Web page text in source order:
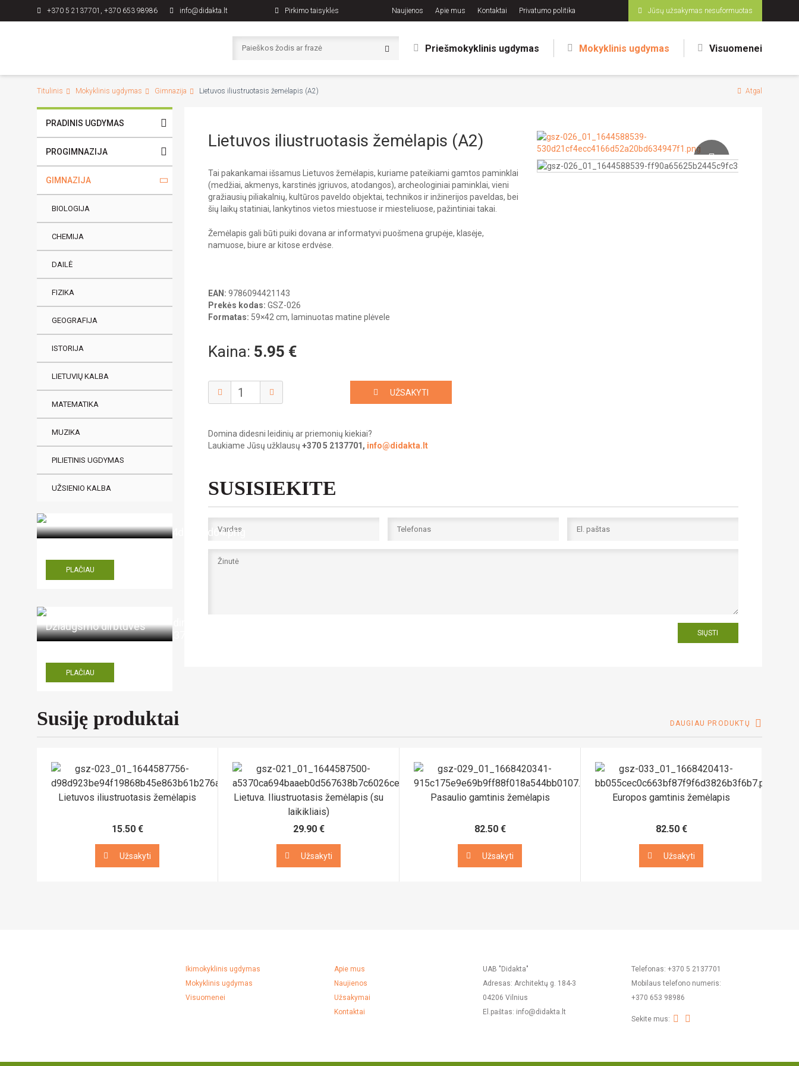
+370 5 2137701, +370 653 98986 info@didakta.lt Pirkimo taisyklės Naujienos Apie mus Kontaktai Privatumo politika Jūsų užsakymas nesuformuotas
Priešmokyklinis ugdymas Mokyklinis ugdymas Visuomenei
Titulinis Mokyklinis ugdymas Gimnazija Lietuvos iliustruotasis žemėlapis (A2) Atgal
PRADINIS UGDYMAS
PROGIMNAZIJA
GIMNAZIJA
BIOLOGIJA
CHEMIJA
DAILĖ
FIZIKA
GEOGRAFIJA
ISTORIJA
LIETUVIŲ KALBA
MATEMATIKA
MUZIKA
PILIETINIS UGDYMAS
UŽSIENIO KALBA
PLAČIAU
Džiaugsmo dirbtuvės
PLAČIAU
Lietuvos iliustruotasis žemėlapis (A2)
Tai pakankamai išsamus Lietuvos žemėlapis, kuriame pateikiami gamtos paminklai
(medžiai, akmenys, karstinės įgriuvos, atodangos), archeologiniai paminklai, vieni
gražiausių piliakalnių, kultūros paveldo objektai, technikos ir inžinerijos paveldas, bei
šių laikų statiniai, lankytinos vietos miestuose ir miesteliuose, pažintiniai takai.
Žemėlapis gali būti puiki dovana ar informatyvi puošmena grupėje, klasėje,
namuose, biure ar kitose erdvėse.
EAN: 9786094421143
Prekės kodas: GSZ-026
Formatas: 59×42 cm, laminuotas matine plėvele
Kaina: 5.95 €
UŽSAKYTI
Domina didesni leidinių ar priemonių kiekiai?
Laukiame Jūsų užklausų +370 5 2137701, info@didakta.lt
SUSISIEKITE
SIŲSTI
Susiję produktai DAUGIAU PRODUKTŲ
Lietuvos iliustruotasis žemėlapis
15.50 €
Užsakyti
Užsakyti
Lietuva. Iliustruotasis žemėlapis (su
laikikliais)
29.90 €
Užsakyti
Užsakyti
Pasaulio gamtinis žemėlapis
82.50 €
Užsakyti
Užsakyti
Europos gamtinis žemėlapis
82.50 €
Užsakyti
Užsakyti
Ikimokyklinis ugdymas
Mokyklinis ugdymas
Visuomenei
Apie mus
Naujienos
Užsakymai
Kontaktai
UAB "Didakta"
Adresas: Architektų g. 184-3
04206 Vilnius
El.paštas: info@didakta.lt
Telefonas: +370 5 2137701
Mobilaus telefono numeris:
+370 653 98986
Sekite mus: